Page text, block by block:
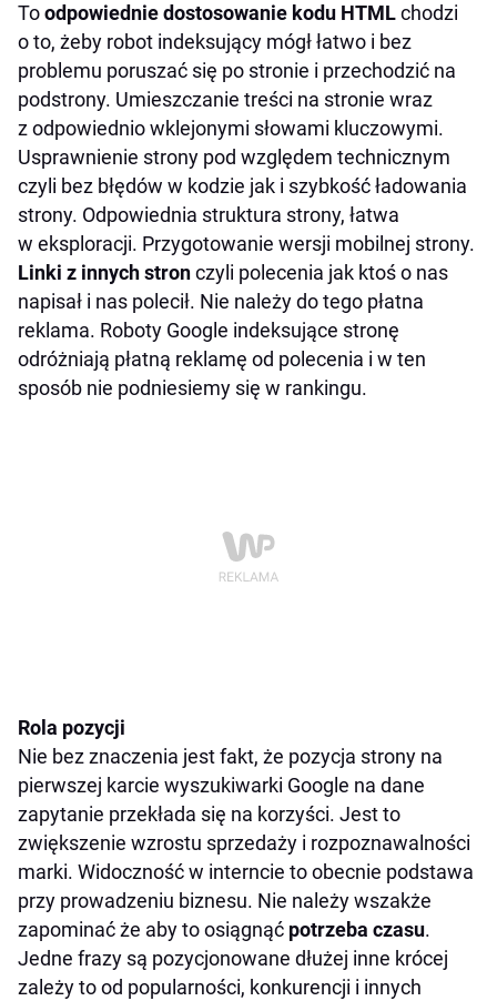
Toodpowiednie dostosowanie kodu HTMLchodzi
o to, żeby robot indeksujący mógł łatwo i bez
problemu poruszać się po stronie i przechodzić na
podstrony. Umieszczanie treści na stronie wraz
z odpowiednio wklejonymi słowami kluczowymi.
Usprawnienie strony pod względem technicznym
czyli bez błędów w kodzie jak i szybkość ładowania
strony. Odpowiednia struktura strony, łatwa
w eksploracji. Przygotowanie wersji mobilnej strony.
Linki z innych stronczyli polecenia jak ktoś o nas
napisał i nas polecił. Nie należy do tego płatna
reklama. Roboty Google indeksujące stronę
odróżniają płatną reklamę od polecenia i w ten
sposób nie podniesiemy się w rankingu.
Rola pozycji
Nie bez znaczenia jest fakt, że pozycja strony na
pierwszej karcie wyszukiwarki Google na dane
zapytanie przekłada się na korzyści. Jest to
zwiększenie wzrostu sprzedaży i rozpoznawalności
marki. Widoczność w interncie to obecnie podstawa
przy prowadzeniu biznesu. Nie należy wszakże
zapominać że aby to osiągnąć potrzeba czasu.
Jedne frazy są pozycjonowane dłużej inne krócej
zależy to od popularności, konkurencji i innych